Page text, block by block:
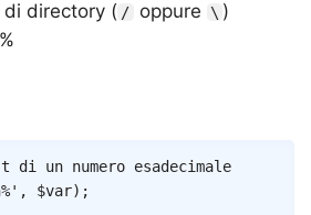
di directory ( / oppure \ )
un numero esadecimale
, $var) ;
Copy